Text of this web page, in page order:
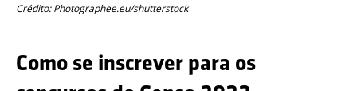
Crédito: Photographee.eu/shutterstock
Como se inscrever para os